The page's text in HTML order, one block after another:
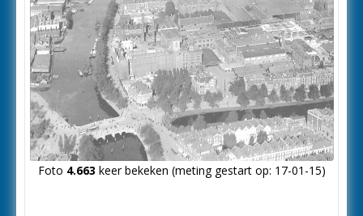
Foto 4.663 keer bekeken (meting gestart op: 17-01-15)